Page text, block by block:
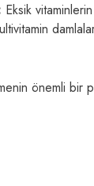
Eksik
önemli bir